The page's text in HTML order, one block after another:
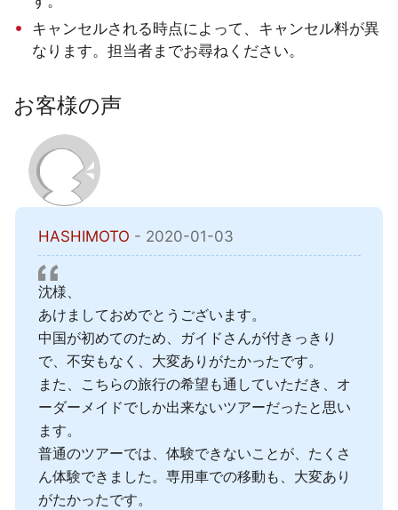
キャンセルされる時点によって、キャンセル料が異
なります。担当者までお尋ねください。
お客様の声
HASHIMOTO - 2020-01-03
沈様、
あけましておめでとうございます。
中国が初めてのため、ガイドさんが付きっきり
で、不安もなく、大変ありがたかったです。
また、こちらの旅行の希望も通していただき、オ
ーダーメイドでしか出来ないツアーだったと思い
ます。
普通のツアーでは、体験できないことが、たくさ
ん体験できました。専用車での移動も、大変あり
がたかったです。